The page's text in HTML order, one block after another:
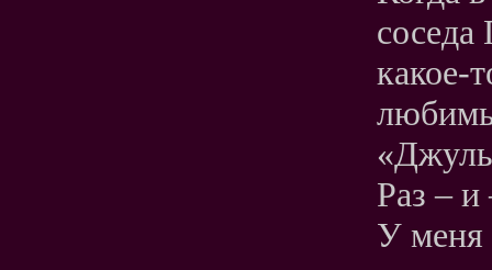
какое-
Раз –
У меня